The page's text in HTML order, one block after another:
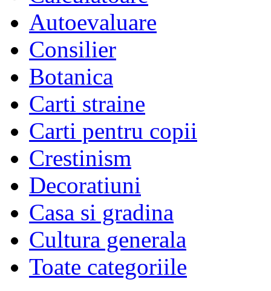
Autoevaluare
Consilier
Botanica
Carti straine
Carti pentru copii
Crestinism
Decoratiuni
Casa si gradina
Cultura generala
Toate categoriile